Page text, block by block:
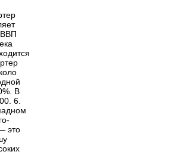
ВВП
В
6.
это